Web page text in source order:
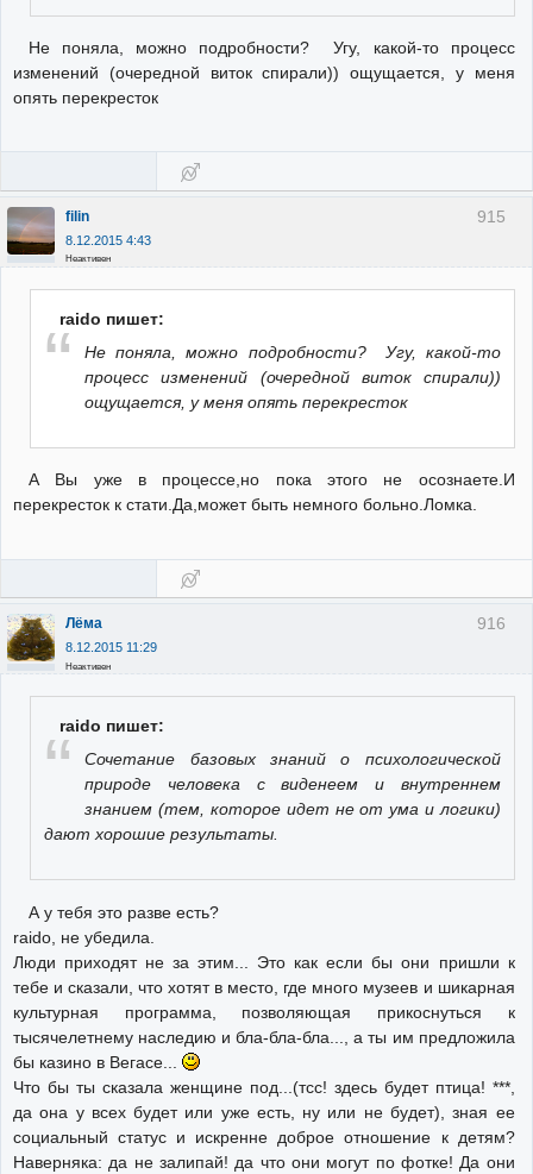
Не поняла, можно подробности? Угу, какой-то процесс
изменений (очередной виток спирали)) ощущается, у меня
опять перекресток
915
filin
8.12.2015 4:43
Неактивен
raido пишет:
Не поняла, можно подробности? Угу, какой-то
процесс изменений (очередной виток спирали))
ощущается, у меня опять перекресток
А Вы уже в процессе,но пока этого не осознаете.И
перекресток к стати.Да,может быть немного больно.Ломка.
916
Лёма
8.12.2015 11:29
Неактивен
raido пишет:
Сочетание базовых знаний о психологической
природе человека с виденеем и внутреннем
знанием (тем, которое идет не от ума и логики)
дают хорошие результаты.
А у тебя это разве есть?
raido, не убедила.
Люди приходят не за этим... Это как если бы они пришли к
тебе и сказали, что хотят в место, где много музеев и шикарная
культурная программа, позволяющая прикоснуться к
тысячелетнему наследию и бла-бла-бла..., а ты им предложила
бы казино в Вегасе...
Что бы ты сказала женщине под...(тсс! здесь будет птица! ***,
да она у всех будет или уже есть, ну или не будет), зная ее
социальный статус и искренне доброе отношение к детям?
Наверняка: да не залипай! да что они могут по фотке! Да они